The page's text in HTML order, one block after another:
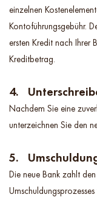
einzelnen
Kontoführungsgebühr.
ersten Kredit nach Ihrer
Kreditbetrag.
4.
Nachdem Sie eine
unterzeichnen Sie den
5.
Die neue Bank zahlt